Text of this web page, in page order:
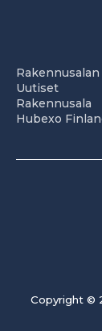
Uutiset
Rakennusala
Hubexo
Copyright ©